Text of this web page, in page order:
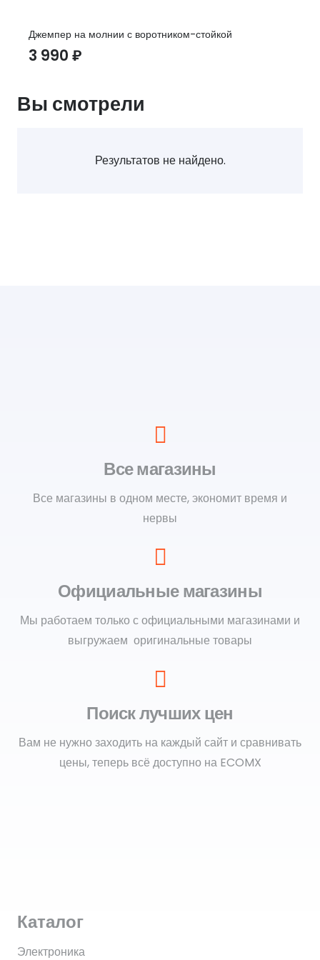
Джемпер на молнии с воротником-стойкой
3 990 ₽
Вы смотрели
Результатов не найдено.
Все магазины
Все магазины в одном месте, экономит время и
нервы
Официальные магазины
Мы работаем только с официальными магазинами и
выгружаем оригинальные товары
Поиск лучших цен
Вам не нужно заходить на каждый сайт и сравнивать
цены, теперь всё доступно на ECOMX
Каталог
Электроника